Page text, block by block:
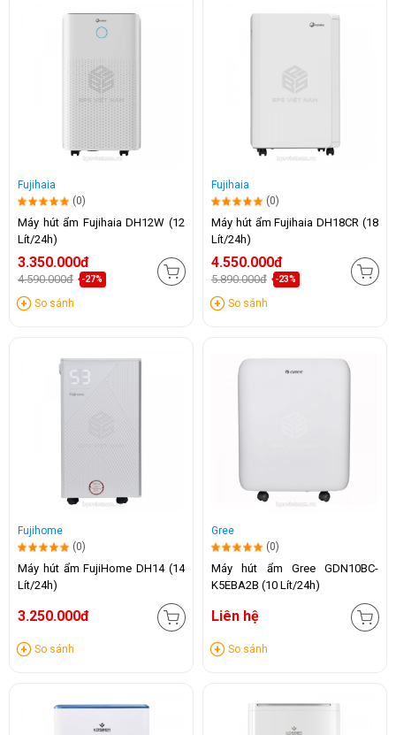
Fujihaia
(0)
Máy hút ẩm Fujihaia DH12W (12
Lít/24h)
3.350.000đ
4.590.000đ -27%
So sánh
Fujihaia
(0)
Máy hút ẩm Fujihaia DH18CR (18
Lít/24h)
4.550.000đ
5.890.000đ -23%
So sánh
Fujihome
(0)
Máy hút ẩm FujiHome DH14 (14
Lít/24h)
3.250.000đ
So sánh
Gree
(0)
Máy hút ẩm Gree GDN10BC-
K5EBA2B (10 Lít/24h)
Liên hệ
So sánh